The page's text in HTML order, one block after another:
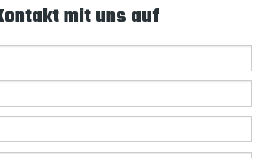
mit uns auf